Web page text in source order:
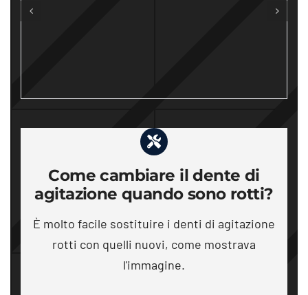
Come cambiare il dente di
agitazione quando sono rotti?
È molto facile sostituire i denti di agitazione
rotti con quelli nuovi, come mostrava
l'immagine.